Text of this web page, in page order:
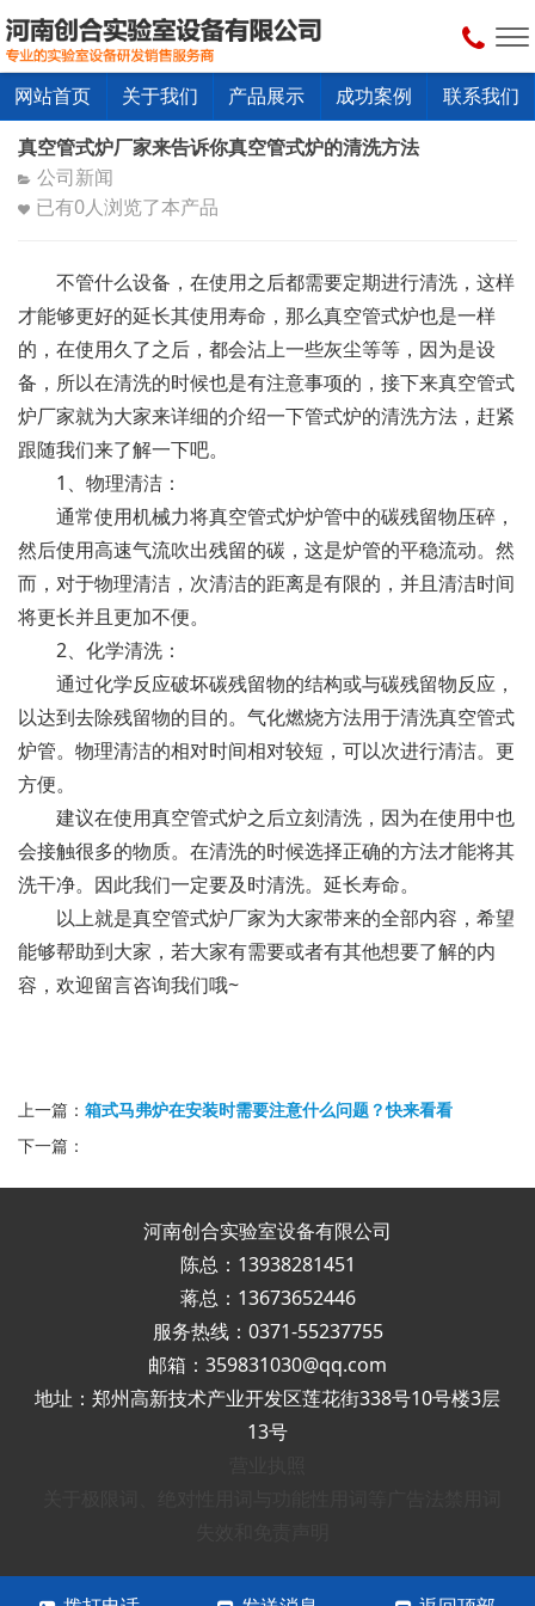
网站首页 关于我们 产品展示 成功案例
联系我们
真空管式炉厂家来告诉你真空管式炉的清洗方法
公司新闻
已有0人浏览了本产品
不管什么设备，在使用之后都需要定期进行清洗，这样
才能够更好的延长其使用寿命，那么真空管式炉也是一样
的，在使用久了之后，都会沾上一些灰尘等等，因为是设
备，所以在清洗的时候也是有注意事项的，接下来真空管式
炉厂家就为大家来详细的介绍一下管式炉的清洗方法，赶紧
跟随我们来了解一下吧。
1、物理清洁：
通常使用机械力将真空管式炉炉管中的碳残留物压碎，
然后使用高速气流吹出残留的碳，这是炉管的平稳流动。然
而，对于物理清洁，次清洁的距离是有限的，并且清洁时间
将更长并且更加不便。
2、化学清洗：
通过化学反应破坏碳残留物的结构或与碳残留物反应，
以达到去除残留物的目的。气化燃烧方法用于清洗真空管式
炉管。物理清洁的相对时间相对较短，可以次进行清洁。更
方便。
建议在使用真空管式炉之后立刻清洗，因为在使用中也
会接触很多的物质。在清洗的时候选择正确的方法才能将其
洗干净。因此我们一定要及时清洗。延长寿命。
以上就是真空管式炉厂家为大家带来的全部内容，希望
能够帮助到大家，若大家有需要或者有其他想要了解的内
容，欢迎留言咨询我们哦~
上一篇： 箱式马弗炉在安装时需要注意什么问题？快来看看
下一篇：
河南创合实验室设备有限公司
陈总：13938281451
蒋总：13673652446
服务热线：0371-55237755
邮箱：359831030@qq.com
地址：郑州高新技术产业开发区莲花街338号10号楼3层
13号